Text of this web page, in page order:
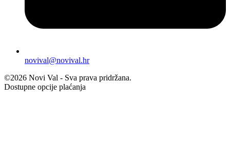
novival@novival.hr
©2026 Novi Val - Sva prava pridržana.
Dostupne opcije plaćanja